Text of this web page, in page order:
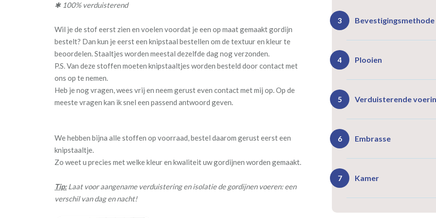
✱ 100% verduisterend
Wil je de stof eerst zien en voelen voordat je een op maat gemaakt gordijn
bestelt? Dan kun je eerst een knipstaal bestellen om de textuur en kleur te
beoordelen. Staaltjes worden meestal dezelfde dag nog verzonden.
P.S. Van deze stoffen moeten knipstaaltjes worden besteld door contact met
ons op te nemen.
Heb je nog vragen, wees vrij en neem gerust even contact met mij op. Op de
meeste vragen kan ik snel een passend antwoord geven.
We hebben bijna alle stoffen op voorraad, bestel daarom gerust eerst een
knipstaaltje.
Zo weet u precies met welke kleur en kwaliteit uw gordijnen worden gemaakt.
Tip:Laat voor aangename verduistering en isolatie de gordijnen voeren: een
verschil van dag en nacht!
3 Bevestigingsmethode
Rails
Rails
4 Plooien
Enkele plooi
5 Verduisterende
Gevoerde gordijnen
isoleert kou, warmte en
6 Embrasse
7 Kamer
Bestelt u meerdere